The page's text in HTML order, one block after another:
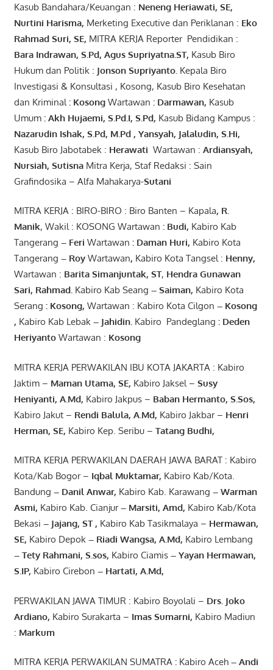
Kasub Bandahara/Keuangan : Neneng Heriawati, SE,
Nurtini Harisma, Merketing Executive dan Periklanan : Eko
Rahmad Suri, SE, MITRA KERJA Reporter Pendidikan :
Bara Indrawan, S.Pd, Agus Supriyatna.ST, Kasub Biro
Hukum dan Politik : Jonson Supriyanto. Kepala Biro
Investigasi & Konsultasi , Kosong, Kasub Biro Kesehatan
dan Kriminal : KosongWartawan : Darmawan, Kasub
Umum : Akh Hujaemi, S.Pd.I, S.Pd, Kasub Bidang Kampus :
Nazarudin Ishak, S.Pd, M.Pd, Yansyah, Jalaludin, S.Hi,
Kasub Biro Jabotabek : Herawati Wartawan : Ardiansyah,
Nursiah, SutisnaMitra Kerja, Staf Redaksi : Sain
Grafindosika – Alfa Mahakarya-Sutani
MITRA KERJA : BIRO-BIRO : Biro Banten – Kapala, R.
Manik, Wakil : KOSONG Wartawan : Budi, Kabiro Kab
Tangerang – Feri Wartawan : Daman Huri, Kabiro Kota
Tangerang – RoyWartawan, Kabiro Kota Tangsel : Henny,
Wartawan : Barita Simanjuntak, ST, Hendra Gunawan
Sari, Rahmad. Kabiro Kab Seang – Saiman, Kabiro Kota
Serang : Kosong, Wartawan : Kabiro Kota Cilgon – Kosong
, Kabiro Kab Lebak– Jahidin. Kabiro Pandeglang : Deden
Heriyanto Wartawan : Kosong
MITRA KERJA PERWAKILAN IBU KOTA JAKARTA : Kabiro
Jaktim – Maman Utama, SE, Kabiro Jaksel – Susy
Heniyanti, A.Md, Kabiro Jakpus – Baban Hermanto, S.Sos,
Kabiro Jakut – Rendi Balula, A.Md, Kabiro Jakbar – Henri
Herman, SE, Kabiro Kep. Seribu – Tatang Budhi,
MITRA KERJA PERWAKILAN DAERAH JAWA BARAT : Kabiro
Kota/Kab Bogor – Iqbal Muktamar, Kabiro Kab/Kota.
Bandung – Danil Anwar, Kabiro Kab. Karawang –Warman
Asmi, Kabiro Kab. Cianjur– Marsiti, Amd, Kabiro Kab/Kota
Bekasi – Jajang, ST , Kabiro Kab Tasikmalaya – Hermawan,
SE, Kabiro Depok– Riadi Wangsa, A.Md, Kabiro Lembang
– Tety Rahmani, S.sos, Kabiro Ciamis– Yayan Hermawan,
S.IP, Kabiro Cirebon – Hartati, A.Md,
PERWAKILAN JAWA TIMUR : Kabiro Boyolali – Drs. Joko
Ardiano, Kabiro Surakarta – Imas Sumarni, Kabiro Madiun
: Markum
MITRA KERJA PERWAKILAN SUMATRA :Kabiro Aceh– Andi